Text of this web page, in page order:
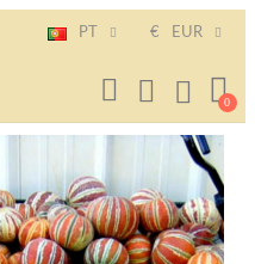
PT € EUR